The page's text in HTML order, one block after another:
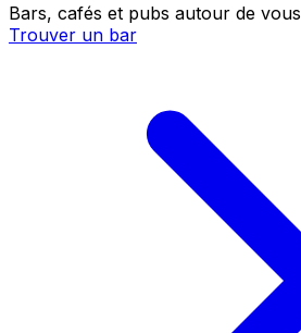
Bars, cafés et pubs autour de vous
Trouver un bar